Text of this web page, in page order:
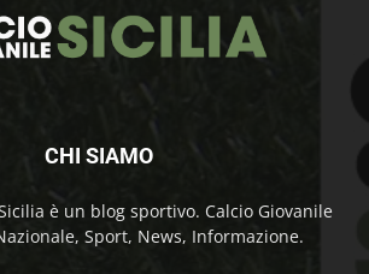
CHI SIAMO
è un blog sportivo. Calcio Giovanile
Sport, News, Informazione.